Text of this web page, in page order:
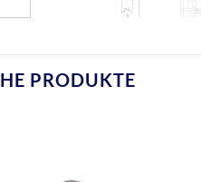
PRODUKTE